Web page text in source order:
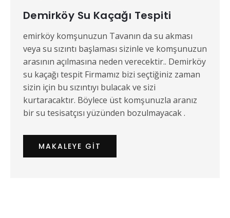
Demirköy Su Kaçağı Tespiti
emirköy komşunuzun Tavanın da su akması
veya su sızıntı başlaması sizinle ve komşunuzun
arasının açılmasına neden verecektir.. Demirköy
su kaçağı tespit Firmamız bizi seçtiğiniz zaman
sizin için bu sızıntıyı bulacak ve sizi
kurtaracaktır. Böylece üst komşunuzla aranız
bir su tesisatçısı yüzünden bozulmayacak .
MAKALEYE GIT